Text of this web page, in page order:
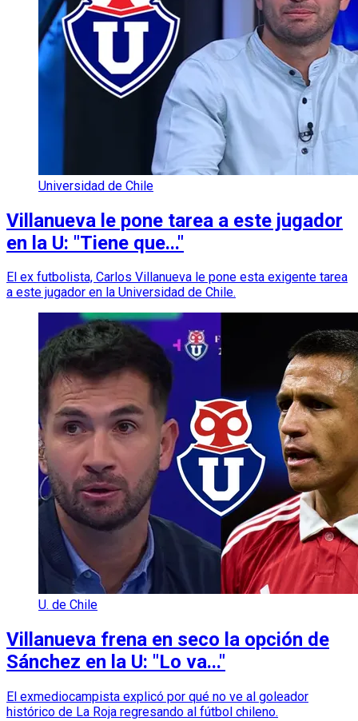
Universidad de Chile
Villanueva le pone tarea a este jugador
en la U: "Tiene que..."
El ex futbolista, Carlos Villanueva le pone esta exigente tarea
a este jugador en la Universidad de Chile.
U. de Chile
Villanueva frena en seco la opción de
Sánchez en la U: "Lo va..."
El exmediocampista explicó por qué no ve al goleador
histórico de La Roja regresando al fútbol chileno.